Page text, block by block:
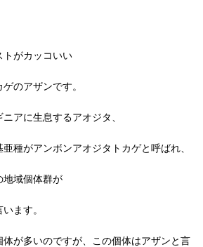
トがカッコいい
のアザンです。
アに生息するアオジタ、
種がアンボンアオジタトカゲと呼ばれ、
地域個体群が
ます。
が多いのですが、この個体はアザンと言